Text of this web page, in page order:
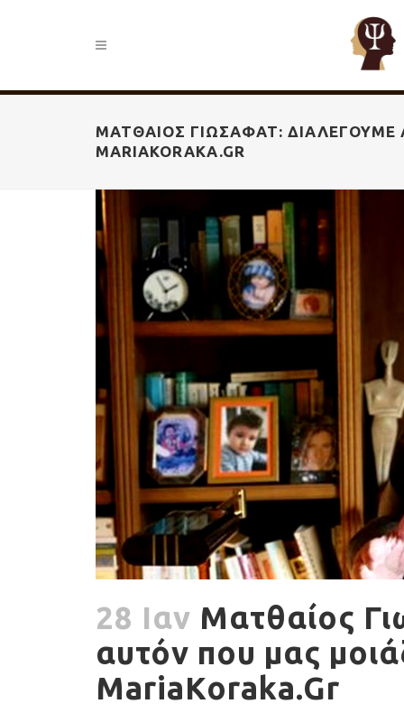
ΜΑΤΘΑΊΟΣ ΓΙΩΣΑΦΆΤ: ΔΙΑΛΈΓΟΥΜΕ
MARIAKORAKA.GR
28 Ιαν Ματθαίος
αυτόν που μας
MariaKoraka.Gr